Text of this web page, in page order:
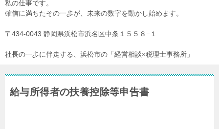
私の仕事です。
確信に満ちたその一歩が、未来の数字を動かし始めます。
〒434-0043 静岡県浜松市浜名区中条１５５８−１
社長の一歩に伴走する、浜松市の「経営相談×税理士事務所」
給与所得者の扶養控除等申告書